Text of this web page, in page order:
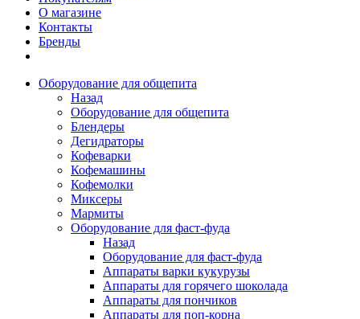
О магазине
Контакты
Бренды
Оборудование для общепита
Назад
Оборудование для общепита
Блендеры
Дегидраторы
Кофеварки
Кофемашины
Кофемолки
Миксеры
Мармиты
Оборудование для фаст-фуда
Назад
Оборудование для фаст-фуда
Аппараты варки кукурузы
Аппараты для горячего шоколада
Аппараты для пончиков
Аппараты для поп-корна